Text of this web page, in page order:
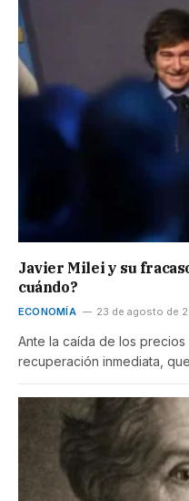
Javier Milei y su
cuándo?
ECONOMÍA 23 de agosto de
Ante la caída de los
recuperación inmediata,